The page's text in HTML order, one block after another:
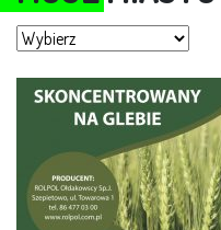
Moje miasto